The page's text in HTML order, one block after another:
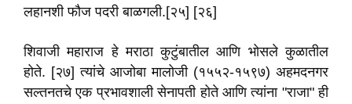
लहानशी फौज पदरी बाळगली.[२५] [२६]
शिवाजी महाराज हे मराठा कुटुंबातील आणि भोसले कुळातील
होते. [२७] त्यांचे आजोबा मालोजी (१५५२-१५९७) अहमदनगर
सल्तनतचे एक प्रभावशाली सेनापती होते आणि त्यांना "राजा" ही